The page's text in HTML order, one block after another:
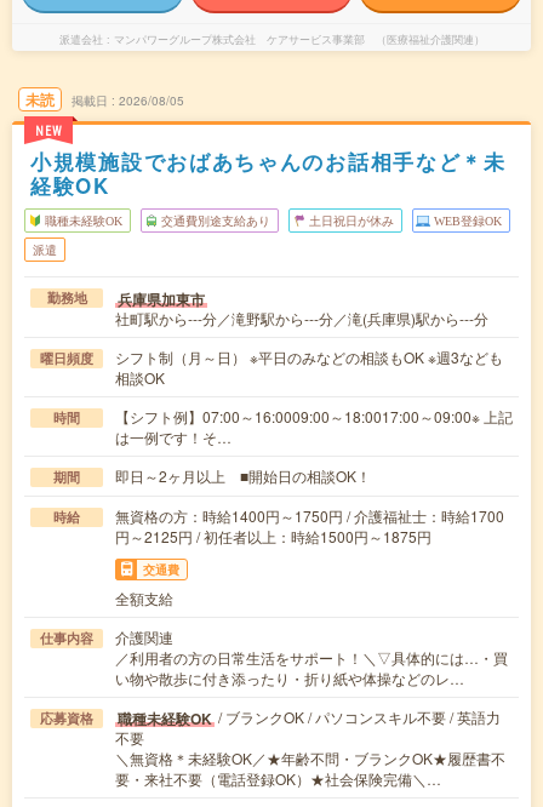
派遣会社 マンパワーグループ株式会社 ケアサービス事業部 （医療福祉介護関連）
未読
NEW
掲載日 2026/08/05
小規模施設でおばあちゃんのお話相手など＊未
経験OK
職種未経験OK 交通費別途支給あり 土日祝日が休み WEB登録OK
派遣
勤務地 兵庫県加東市
社町駅から---分／滝野駅から---分／滝(兵庫県)駅から---分
曜日頻度
シフト制（月～日） ※平日のみなどの相談もOK ※週3なども
相談OK
時間
【シフト例】07:00～16:0009:00～18:0017:00～09:00※ 上記
は一例です！そ…
期間 即日～2ヶ月以上 ■開始日の相談OK！
時給
無資格の方：時給1400円～1750円 / 介護福祉士：時給1700
円～2125円 / 初任者以上：時給1500円～1875円
交通費
全額支給
仕事内容
介護関連
／利用者の方の日常生活をサポート！＼▽具体的には…・買
い物や散歩に付き添ったり・折り紙や体操などのレ…
応募資格 職種未経験OK / ブランクOK / パソコンスキル不要 / 英語力
不要
＼無資格＊未経験OK／★年齢不問・ブランクOK★履歴書不
要・来社不要（電話登録OK）★社会保険完備＼…